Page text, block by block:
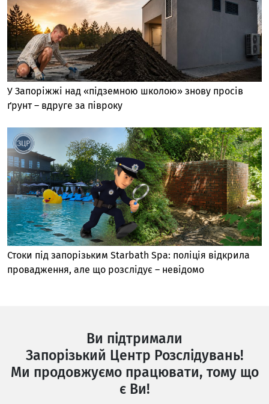
У Запоріжжі над «підземною школою» знову просів
ґрунт – вдруге за півроку
Стоки під запорізьким Starbath Spa: поліція відкрила
провадження, але що розслідує – невідомо
Ви підтримали
Запорізький Центр Розслідувань!
Ми продовжуємо працювати, тому що
є Ви!